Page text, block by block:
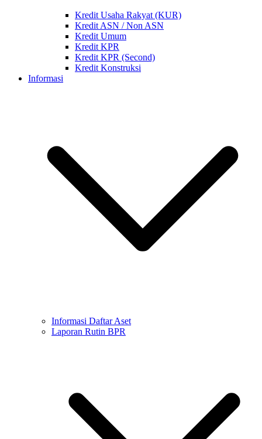
Kredit Usaha Rakyat (KUR)
Kredit ASN / Non ASN
Kredit Umum
Kredit KPR
Kredit KPR (Second)
Kredit Konstruksi
Informasi
Informasi Daftar Aset
Laporan Rutin BPR